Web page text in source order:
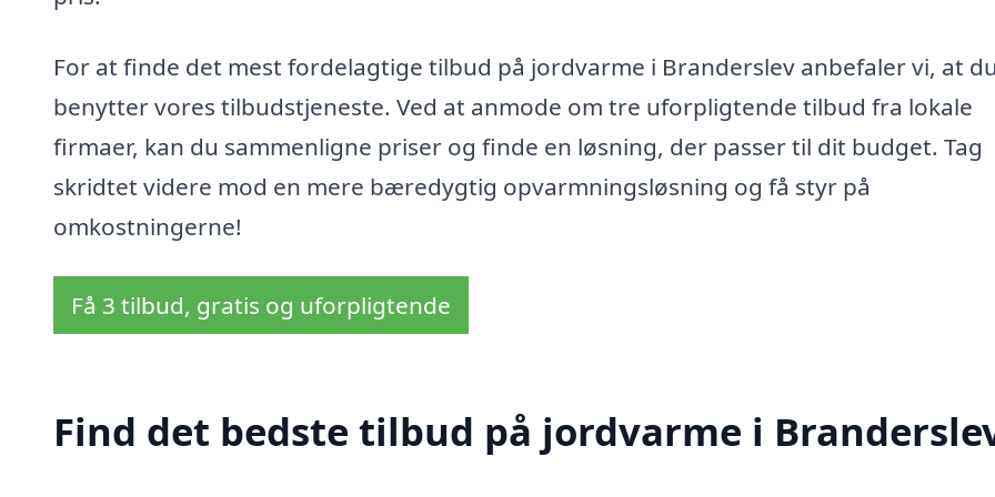
For at finde det mest fordelagtige tilbud på jordvarme i Branderslev anbefaler vi, at
benytter vores tilbudstjeneste. Ved at anmode om tre uforpligtende tilbud fra lokale
firmaer, kan du sammenligne priser og finde en løsning, der passer til dit budget. Tag
skridtet videre mod en mere bæredygtig opvarmningsløsning og få styr på
omkostningerne!
Få 3 tilbud, gratis og uforpligtende
Find det bedste tilbud på jordvarme i